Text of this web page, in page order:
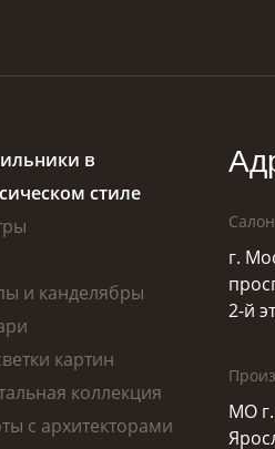
в
стиле
и канделябры
картин
коллекция
с архитекторами
г.
2-й
МО